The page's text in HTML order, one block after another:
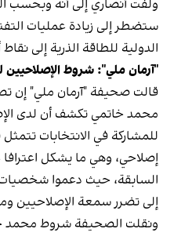
ولفت أنصاري إلى أنه وبحسب
ستضطر إلى زيادة عمليات
الدولية للطاقة الذرية إلى
"آرمان ملي": شروط الإصلاحيين
قالت صحيفة "آرمان ملي" إن
محمد خاتمي تكشف أن لدى
للمشاركة في الانتخابات
إصلاحي، وهي ما يشكل
السابقة، حيث دعموا شخصيات
إلى تضرر سمعة الإصلاحيين
ونقلت الصحيفة شروط محمد